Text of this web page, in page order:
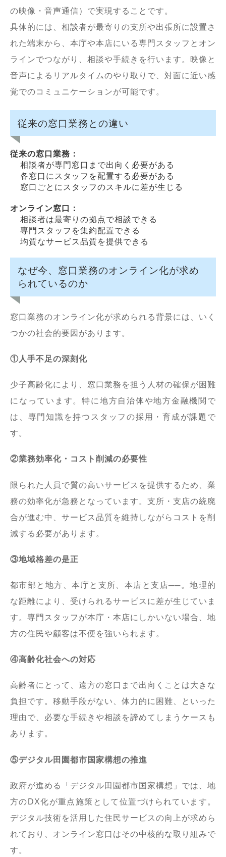
の映像・音声通信）で実現することです。
具体的には、相談者が最寄りの支所や出張所に設置さ
れた端末から、本庁や本店にいる専門スタッフとオン
ラインでつながり、相談や手続きを行います。映像と
音声によるリアルタイムのやり取りで、対面に近い感
覚でのコミュニケーションが可能です。
従来の窓口業務との違い
従来の窓口業務：
相談者が専門窓口まで出向く必要がある
各窓口にスタッフを配置する必要がある
窓口ごとにスタッフのスキルに差が生じる
オンライン窓口：
相談者は最寄りの拠点で相談できる
専門スタッフを集約配置できる
均質なサービス品質を提供できる
なぜ今、窓口業務のオンライン化が求め
られているのか
窓口業務のオンライン化が求められる背景には、いく
つかの社会的要因があります。
①人手不足の深刻化
少子高齢化により、窓口業務を担う人材の確保が困難
になっています。特に地方自治体や地方金融機関で
は、専門知識を持つスタッフの採用・育成が課題で
す。
②業務効率化・コスト削減の必要性
限られた人員で質の高いサービスを提供するため、業
務の効率化が急務となっています。支所・支店の統廃
合が進む中、サービス品質を維持しながらコストを削
減する必要があります。
③地域格差の是正
都市部と地方、本庁と支所、本店と支店──。地理的
な距離により、受けられるサービスに差が生じていま
す。専門スタッフが本庁・本店にしかいない場合、地
方の住民や顧客は不便を強いられます。
④高齢化社会への対応
高齢者にとって、遠方の窓口まで出向くことは大きな
負担です。移動手段がない、体力的に困難、といった
理由で、必要な手続きや相談を諦めてしまうケースも
あります。
⑤デジタル田園都市国家構想の推進
政府が進める「デジタル田園都市国家構想」では、地
方のDX化が重点施策として位置づけられています。
デジタル技術を活用した住民サービスの向上が求めら
れており、オンライン窓口はその中核的な取り組みで
す。